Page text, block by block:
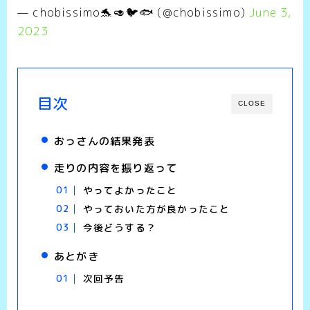
— chobissimo🐬🥑🐦🐟 (@chobissimo)June 3,
2023
CLOSE
目次
おっさんの結果発表
走りの内容を振り返って
やってよかったこと
やっておいた方が良かったこと
今後どうする？
あとがき
次回予告